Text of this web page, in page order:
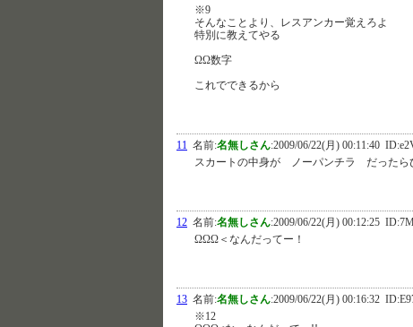
※9
そんなことより、レスアンカー覚えろよ
特別に教えてやる
ΩΩ数字
これでできるから
11 名前:名無しさん:2009/06/22(月) 00:11:40
スカートの中身が ノーパンチラ だったら
12 名前:名無しさん:2009/06/22(月) 00:12:25
ΩΩΩ＜なんだってー！
13 名前:名無しさん:2009/06/22(月) 00:16:32
※12